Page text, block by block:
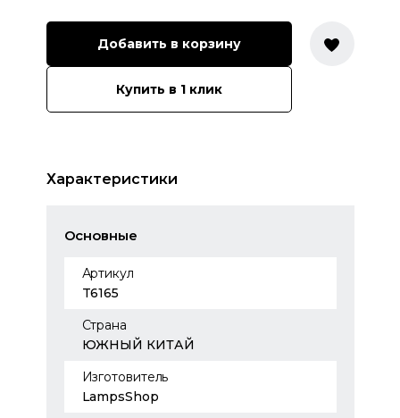
Добавить в корзину
Купить в 1 клик
Характеристики
Основные
Артикул
T6165
Страна
ЮЖНЫЙ КИТАЙ
Изготовитель
LampsShop